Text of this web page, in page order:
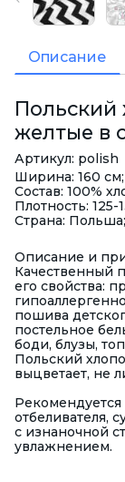
Описание
Польский
желтые в
Артикул: polish
Ширина: 160 см;
Состав: 100%
Плотность: 125-
Страна: Польша;
Описание и
Качественный
его свойства:
пошива
постельное
боди, блузы,
Польский
выцветает, не
отбеливателя,
с изнаночной
увлажнением.